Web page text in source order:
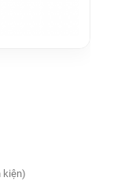
kiện)